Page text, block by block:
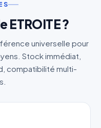
ETROITE ?
universelle pour
Stock immédiat,
compatibilité multi-